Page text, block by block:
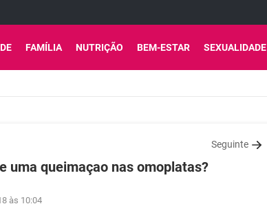
FAMÍLIA NUTRIÇÃO BEM-ESTAR SEXUALIDADE
Seguinte
uma queimaçao nas omoplatas?
às 10:04